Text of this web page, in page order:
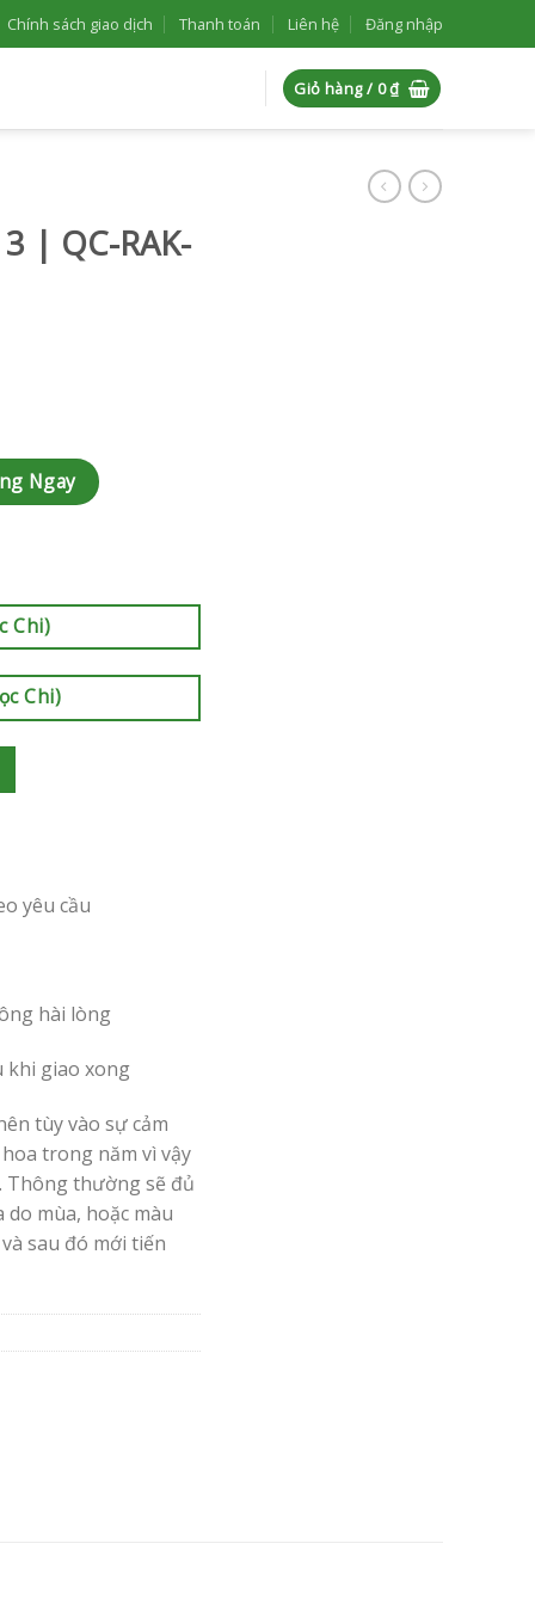
Chính sách giao dịch Thanh toán Liên hệ Đăng nhập
Giỏ hàng / 0₫
| QC-RAK-
Ngay
Chi)
Chi)
yêu cầu
hài lòng
khi giao xong
tùy vào sự cảm
trong năm vì vậy
Thông thường sẽ đủ
mùa, hoặc màu
sau đó mới tiến